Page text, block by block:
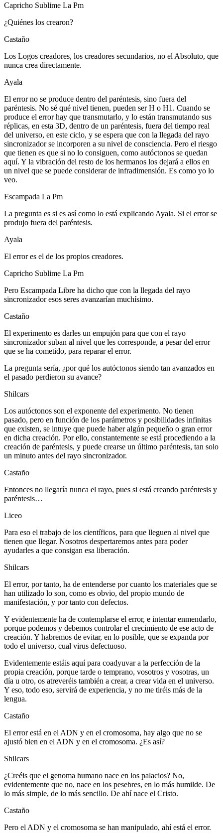
Capricho Sublime La Pm
¿Quiénes los crearon?
Castaño
Los Logos creadores, los creadores secundarios, no el Absoluto, que
nunca crea directamente.
Ayala
El error no se produce dentro del paréntesis, sino fuera del
paréntesis. No sé qué nivel tienen, pueden ser H o H1. Cuando se
produce el error hay que transmutarlo, y lo están transmutando sus
réplicas, en esta 3D, dentro de un paréntesis, fuera del tiempo real
del universo, en este ciclo, y se espera que con la llegada del rayo
sincronizador se incorporen a su nivel de consciencia. Pero el riesgo
que tienen es que si no lo consiguen, como autóctonos se quedan
aquí. Y la vibración del resto de los hermanos los dejará a ellos en
un nivel que se puede considerar de infradimensión. Es como yo lo
veo.
Escampada La Pm
La pregunta es si es así como lo está explicando Ayala. Si el error se
produjo fuera del paréntesis.
Ayala
El error es el de los propios creadores.
Capricho Sublime La Pm
Pero Escampada Libre ha dicho que con la llegada del rayo
sincronizador esos seres avanzarían muchísimo.
Castaño
El experimento es darles un empujón para que con el rayo
sincronizador suban al nivel que les corresponde, a pesar del error
que se ha cometido, para reparar el error.
La pregunta sería, ¿por qué los autóctonos siendo tan avanzados en
el pasado perdieron su avance?
Shilcars
Los autóctonos son el exponente del experimento. No tienen
pasado, pero en función de los parámetros y posibilidades infinitas
que existen, se intuye que puede haber algún pequeño o gran error
en dicha creación. Por ello, constantemente se está procediendo a la
creación de paréntesis, y puede crearse un último paréntesis, tan solo
un minuto antes del rayo sincronizador.
Castaño
Entonces no llegaría nunca el rayo, pues si está creando paréntesis y
paréntesis…
Liceo
Para eso el trabajo de los científicos, para que lleguen al nivel que
tienen que llegar. Nosotros despertaremos antes para poder
ayudarles a que consigan esa liberación.
Shilcars
El error, por tanto, ha de entenderse por cuanto los materiales que se
han utilizado lo son, como es obvio, del propio mundo de
manifestación, y por tanto con defectos.
Y evidentemente ha de contemplarse el error, e intentar enmendarlo,
porque podemos y debemos controlar el crecimiento de ese acto de
creación. Y habremos de evitar, en lo posible, que se expanda por
todo el universo, cual virus defectuoso.
Evidentemente estáis aquí para coadyuvar a la perfección de la
propia creación, porque tarde o temprano, vosotros y vosotras, un
día u otro, os atreveréis también a crear, a crear vida en el universo.
Y eso, todo eso, servirá de experiencia, y no me tiréis más de la
lengua.
Castaño
El error está en el ADN y en el cromosoma, hay algo que no se
ajustó bien en el ADN y en el cromosoma. ¿Es así?
Shilcars
¿Creéis que el genoma humano nace en los palacios? No,
evidentemente que no, nace en los pesebres, en lo más humilde. De
lo más simple, de lo más sencillo. De ahí nace el Cristo.
Castaño
Pero el ADN y el cromosoma se han manipulado, ahí está el error.